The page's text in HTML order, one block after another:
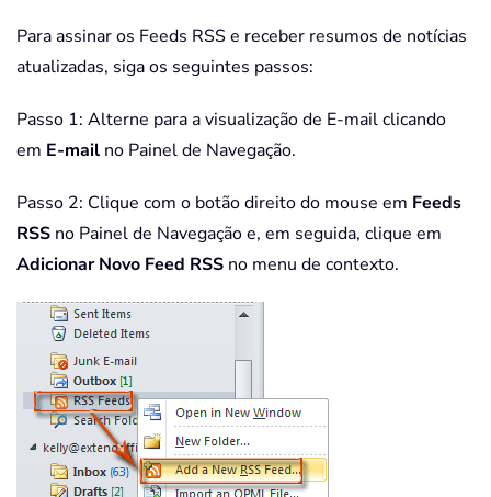
Para assinar os Feeds RSS e receber resumos de notícias
atualizadas, siga os seguintes passos:
Passo 1: Alterne para a visualização de E-mail clicando
em E-mail no Painel de Navegação.
Passo 2: Clique com o botão direito do mouse em Feeds
RSS no Painel de Navegação e, em seguida, clique em
Adicionar Novo Feed RSS no menu de contexto.